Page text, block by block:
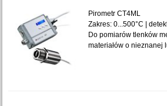
Pirometr CT4ML
Zakres: 0...500°C |
Do pomiarów tlenków
materiałów o nieznanej